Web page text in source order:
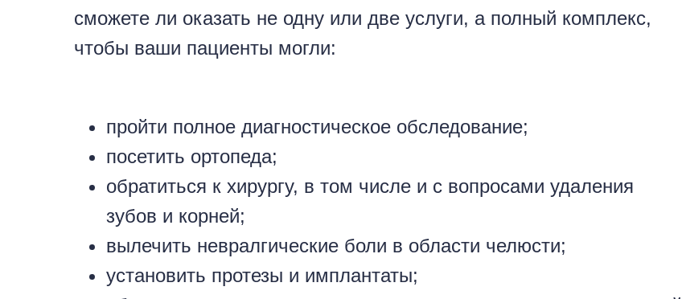
сможете ли оказать не одну или две услуги, а полный комплекс,
чтобы ваши пациенты могли:
пройти полное диагностическое обследование;
посетить ортопеда;
обратиться к хирургу, в том числе и с вопросами удаления
зубов и корней;
вылечить невралгические боли в области челюсти;
установить протезы и имплантаты;